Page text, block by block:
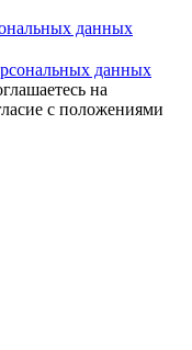
данных
данных
на
с положениями